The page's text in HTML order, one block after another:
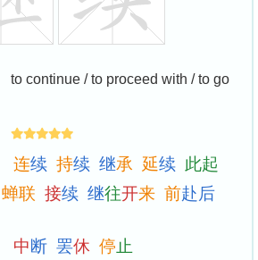
to continue / to proceed with / to go
连续 持续 继承 延续 此起
蝉联 接续 继往开来 前赴后
中断 罢休 停 止